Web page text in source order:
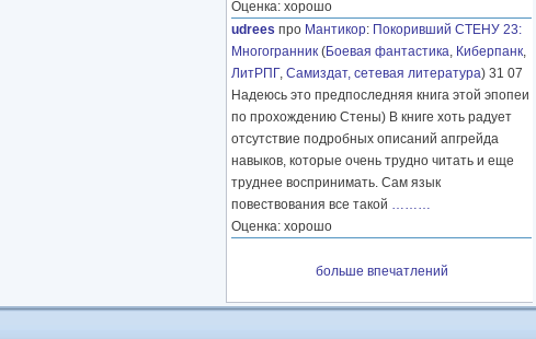
Оценка: хорошо
udrees про Мантикор: Покоривший СТЕНУ 23:
Многогранник (Боевая фантастика, Киберпанк,
ЛитРПГ, Самиздат, сетевая литература) 31 07
Надеюсь это предпоследняя книга этой эпопеи
по прохождению Стены) В книге хоть радует
отсутствие подробных описаний апгрейда
навыков, которые очень трудно читать и еще
труднее воспринимать. Сам язык
повествования все такой ………
Оценка: хорошо
больше впечатлений